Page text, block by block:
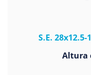
S.E.
Altura